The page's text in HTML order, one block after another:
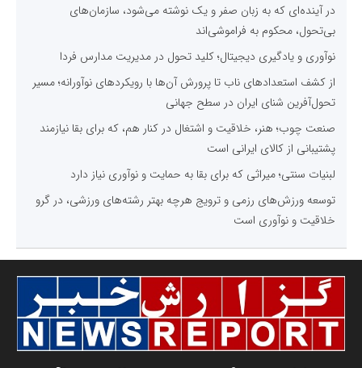
در آینده‌ای که به زبان صفر و یک نوشته می‌شود، سازمان‌های
بی‌تحول، محکوم به فراموشی‌اند
نوآوری و یادگیری دیجیتال؛ کلید تحول در مدیریت مدارس فردا
از کشف استعدادهای ناب تا پرورش آن‌ها با رویکردهای نوآورانه؛ مسیر
تحول‌آفرین شنای ایران در سطح جهانی
صنعت چوب؛ هنر، خلاقیت و اشتغال در کنار هم، که برای بقا نیازمند
پشتیبانی از کالای ایرانی است
لبنیات سنتی؛ میراثی که برای بقا به حمایت و نوآوری نیاز دارد
توسعه ورزش‌های رزمی و ترویج هرچه بهتر رشته‌های ورزشی، در گرو
خلاقیت و نوآوری است